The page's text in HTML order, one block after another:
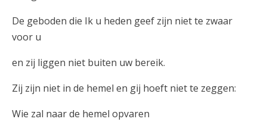
De geboden die Ik u heden geef zijn niet te zwaar
voor u
en zij liggen niet buiten uw bereik.
Zij zijn niet in de hemel en gij hoeft niet te zeggen:
Wie zal naar de hemel opvaren